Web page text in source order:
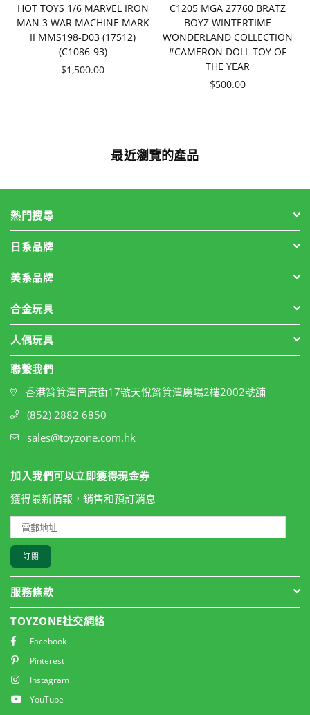
HOT TOYS 1/6 MARVEL IRON
MAN 3 WAR MACHINE MARK
II MMS198-D03 (17512)
(C1086-93)
價
$1,500.00
C1205 MGA 27760 BRATZ
BOYZ WINTERTIME
WONDERLAND COLLECTION
#CAMERON DOLL TOY OF
THE YEAR
價
$500.00
最近瀏覽的產品
熱門搜尋
日系品牌
美系品牌
合金玩具
人偶玩具
聯繫我們
香港筲箕灣南康街17號天悅筲箕灣廣場2樓2002號舖
(852) 2882 6850
sales@toyzone.com.hk
加入我們可以立即獲得現金券
獲得最新情報，銷售和預訂消息
訂閱
服務條款
TOYZONE社交網絡
Facebook
Pinterest
Instagram
YouTube